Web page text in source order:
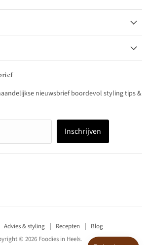
nieuwsbrief boordevol styling tips &
Inschrijven
Advies & styling Recepten
Blog
© 2026 Foodies in Heels.